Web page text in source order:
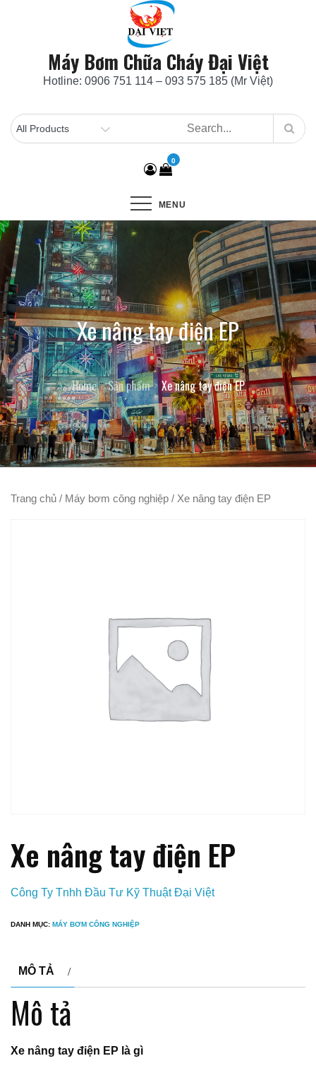
Máy Bơm Chữa Cháy Đại Việt
Hotline: 0906 751 114 – 093 575 185 (Mr Việt)
0
MENU
Xe nâng tay điện EP
Home Sản phẩm Xe nâng tay điện EP
Trang chủ / Máy bơm công nghiệp / Xe nâng tay điện EP
Xe nâng tay điện EP
Công Ty Tnhh Đầu Tư Kỹ Thuật Đại Việt
DANH MỤC: MÁY BƠM CÔNG NGHIỆP
MÔ TẢ
Mô tả
Xe nâng tay điện EP là gì